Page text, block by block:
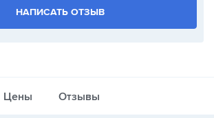
НАПИСАТЬ ОТЗЫВ
Цены Отзывы